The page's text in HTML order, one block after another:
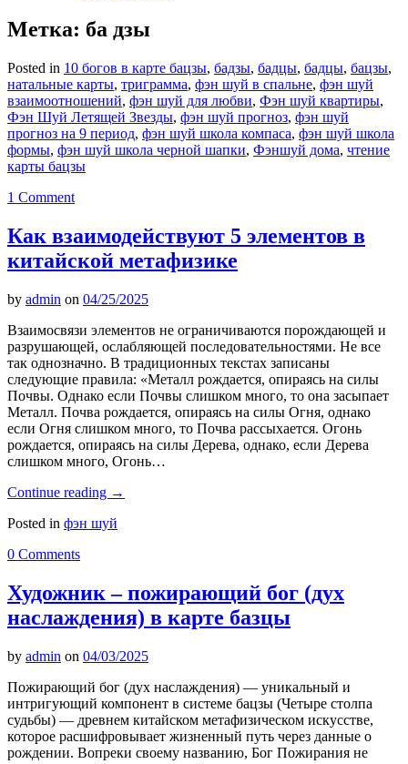
Метка: ба дзы
Posted in 10 богов в карте бацзы, бадзы, бадцы, бадцы, бацзы,
натальные карты, триграмма, фэн шуй в спальне, фэн шуй
взаимоотношений, фэн шуй для любви, Фэн шуй квартиры,
Фэн Шуй Летящей Звезды, фэн шуй прогноз, фэн шуй
прогноз на 9 период, фэн шуй школа компаса, фэн шуй школа
формы, фэн шуй школа черной шапки, Фэншуй дома, чтение
карты бацзы
1 Comment
Как взаимодействуют 5 элементов в
китайской метафизике
by admin on 04/25/2025
Взаимосвязи элементов не ограничиваются порождающей и
разрушающей, ослабляющей последовательностями. Не все
так однозначно. В традиционных текстах записаны
следующие правила: «Металл рождается, опираясь на силы
Почвы. Однако если Почвы слишком много, то она засыпает
Металл. Почва рождается, опираясь на силы Огня, однако
если Огня слишком много, то Почва рассыхается. Огонь
рождается, опираясь на силы Дерева, однако, если Дерева
слишком много, Огонь…
Continue reading →
Posted in фэн шуй
0 Comments
Художник – пожирающий бог (дух
наслаждения) в карте базцы
by admin on 04/03/2025
Пожирающий бог (дух наслаждения) — уникальный и
интригующий компонент в системе бацзы (Четыре столпа
судьбы) — древнем китайском метафизическом искусстве,
которое расшифровывает жизненный путь через данные о
рождении. Вопреки своему названию, Бог Пожирания не